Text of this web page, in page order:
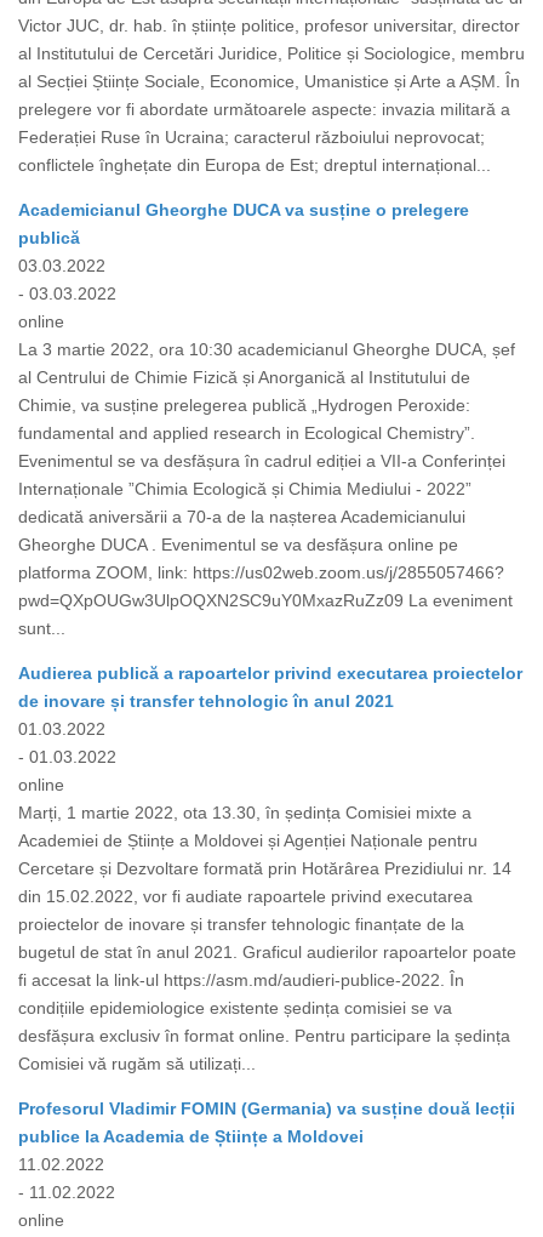
Victor JUC, dr. hab. în științe politice, profesor universitar, director
al Institutului de Cercetări Juridice, Politice și Sociologice, membru
al Secției Științe Sociale, Economice, Umanistice și Arte a AȘM. În
prelegere vor fi abordate următoarele aspecte: invazia militară a
Federației Ruse în Ucraina; caracterul războiului neprovocat;
conflictele înghețate din Europa de Est; dreptul internațional...
Academicianul Gheorghe DUCA va susține o prelegere
publică
03.03.2022
- 03.03.2022
online
La 3 martie 2022, ora 10:30 academicianul Gheorghe DUCA, șef
al Centrului de Chimie Fizică și Anorganică al Institutului de
Chimie, va susține prelegerea publică „Hydrogen Peroxide:
fundamental and applied research in Ecological Chemistry”.
Evenimentul se va desfășura în cadrul ediției a VII-a Conferinței
Internaționale ”Chimia Ecologică și Chimia Mediului - 2022”
dedicată aniversării a 70-a de la nașterea Academicianului
Gheorghe DUCA . Evenimentul se va desfășura online pe
platforma ZOOM, link: https://us02web.zoom.us/j/2855057466?
pwd=QXpOUGw3UlpOQXN2SC9uY0MxazRuZz09 La eveniment
sunt...
Audierea publică a rapoartelor privind executarea proiectelor
de inovare și transfer tehnologic în anul 2021
01.03.2022
- 01.03.2022
online
Marți, 1 martie 2022, ota 13.30, în ședința Comisiei mixte a
Academiei de Științe a Moldovei și Agenției Naționale pentru
Cercetare și Dezvoltare formată prin Hotărârea Prezidiului nr. 14
din 15.02.2022, vor fi audiate rapoartele privind executarea
proiectelor de inovare și transfer tehnologic finanțate de la
bugetul de stat în anul 2021. Graficul audierilor rapoartelor poate
fi accesat la link-ul https://asm.md/audieri-publice-2022. În
condițiile epidemiologice existente ședința comisiei se va
desfășura exclusiv în format online. Pentru participare la ședința
Comisiei vă rugăm să utilizați...
Profesorul Vladimir FOMIN (Germania) va susține două lecții
publice la Academia de Științe a Moldovei
11.02.2022
- 11.02.2022
online